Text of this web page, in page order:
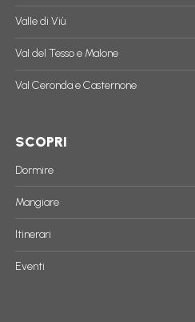
Valle di Viù
Val del Tesso e Malone
Val Ceronda e Casternone
SCOPRI
Dormire
Mangiare
Itinerari
Eventi